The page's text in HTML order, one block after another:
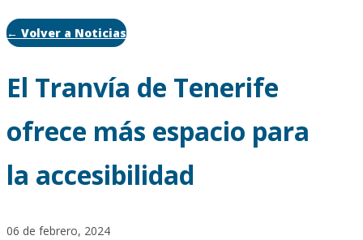
← Volver a Noticias
El Tranvía de Tenerife
ofrece más espacio para
la accesibilidad
06 de febrero, 2024